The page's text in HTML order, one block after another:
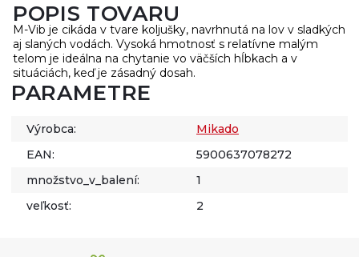
POPIS TOVARU
M-Vib je cikáda v tvare koljušky, navrhnutá na lov v sladkých
aj slaných vodách. Vysoká hmotnosť s relatívne malým
telom je ideálna na chytanie vo väčších hĺbkach a v
situáciách, keď je zásadný dosah.
PARAMETRE
Výrobca:
Mikado
EAN:
5900637078272
množstvo_v_balení:
1
veľkosť:
2